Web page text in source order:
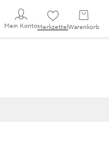
Mein KontoMerkzettel Warenkorb